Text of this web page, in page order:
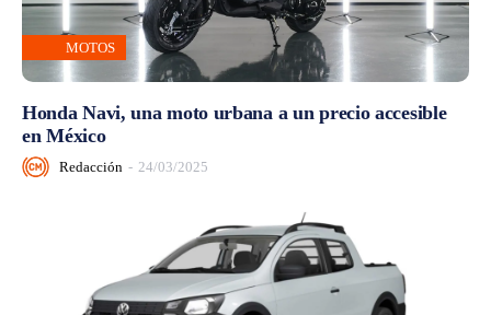
MOTOS
Honda Navi, una moto urbana a un precio accesible
en México
Redacción - 24/03/2025